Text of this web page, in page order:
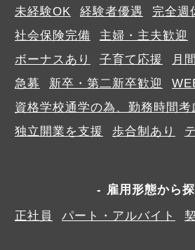
未経験OK
経験者優遇
完全週
社会保険完備
主婦・主夫歓迎
ボーナスあり
子育て応援
月
急募
新卒・第二新卒歓迎
資格学校通学の為、勤務時間考
独立開業を支援
歩合制あり
雇用形態から
正社員
パート・アルバイト